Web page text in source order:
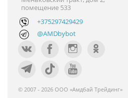
помещение 533
+375297429429
@AMDbybot
© 2007 - 2026 ООО «Амдбай Трейдинг»